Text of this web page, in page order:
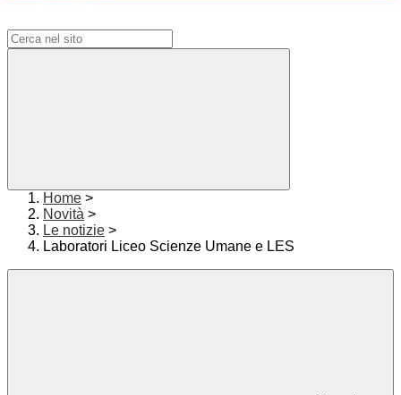
Home >
Novità >
Le notizie >
Laboratori Liceo Scienze Umane e LES